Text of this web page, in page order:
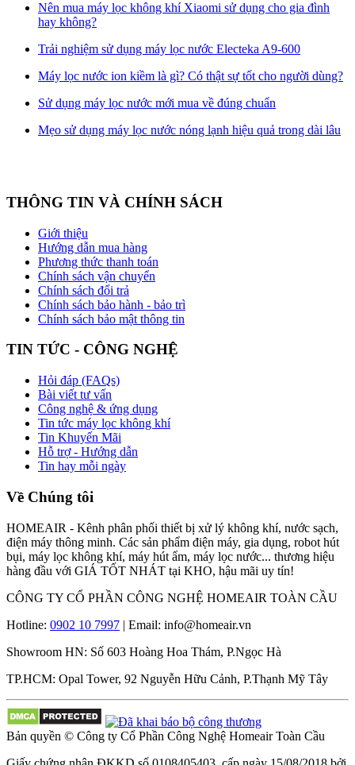
Nên mua máy lọc không khí Xiaomi sử dụng cho gia đình
hay không?
Trải nghiệm sử dụng máy lọc nước Electeka A9-600
Máy lọc nước ion kiềm là gì? Có thật sự tốt cho người dùng?
Sử dụng máy lọc nước mới mua về đúng chuẩn
Mẹo sử dụng máy lọc nước nóng lạnh hiệu quả trong dài lâu
THÔNG TIN VÀ CHÍNH SÁCH
Giới thiệu
Hướng dẫn mua hàng
Phương thức thanh toán
Chính sách vận chuyển
Chính sách đổi trả
Chính sách bảo hành - bảo trì
Chính sách bảo mật thông tin
TIN TỨC - CÔNG NGHỆ
Hỏi đáp (FAQs)
Bài viết tư vấn
Công nghệ & ứng dụng
Tin tức máy lọc không khí
Tin Khuyến Mãi
Hỗ trợ - Hướng dẫn
Tin hay mỗi ngày
Về Chúng tôi
HOMEAIR - Kênh phân phối thiết bị xử lý không khí, nước sạch,
điện máy thông minh. Các sản phẩm điện máy, gia dụng, robot hút
bụi, máy lọc không khí, máy hút ẩm, máy lọc nước... thương hiệu
hàng đầu với GIÁ TỐT NHÁT tại KHO, hậu mãi uy tín!
CÔNG TY CỔ PHẦN CÔNG NGHỆ HOMEAIR TOÀN CẦU
Hotline: 0902 10 7997 | Email: info@homeair.vn
Showroom HN: Số 603 Hoàng Hoa Thám, P.Ngọc Hà
TP.HCM: Opal Tower, 92 Nguyễn Hữu Cảnh, P.Thạnh Mỹ Tây
Bản quyền © Công ty Cổ Phần Công Nghệ Homeair Toàn Cầu